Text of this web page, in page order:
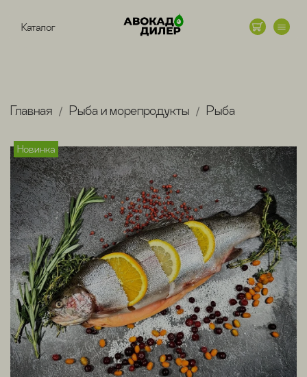
Каталог
Главная Рыба и морепродукты Рыба
Новинка